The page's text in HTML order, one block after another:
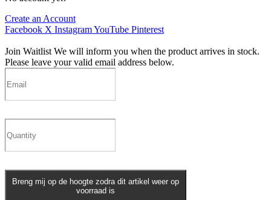
Create an Account
Facebook X InstagramYouTube Pinterest
Join Waitlist We will inform you when the product arrives in stock.
Please leave your valid email address below.
Breng mij op de hoogte zodra dit artikel weer op
voorraad is